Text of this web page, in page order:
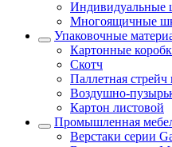
Индивидуальные
Многоящичные
Упаковочные
Картонные
Скотч
Паллетная стрейч
Воздушно-
Картон листовой
Промышленная
Верстаки серии